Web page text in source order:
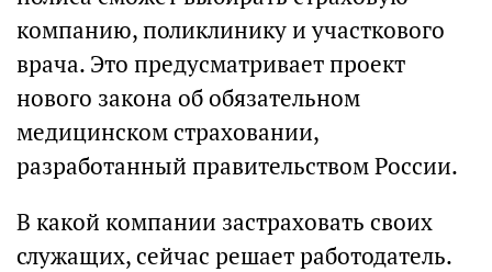
компанию, поликлинику и участкового
врача. Это предусматривает проект
нового закона об обязательном
медицинском страховании,
разработанный правительством России.
В какой компании застраховать своих
служащих, сейчас решает работодатель.